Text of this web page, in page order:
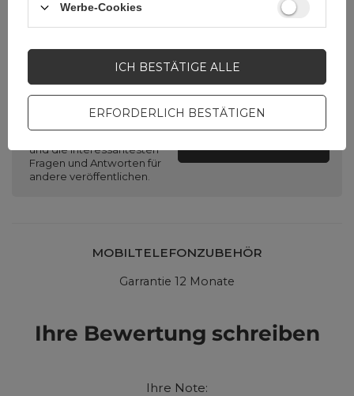
Brauchen Sie Hilfe? Haben Sie
Fragen?
Stellen Sie eine Frage,
und die interessantesten
Fragen und Antworten für
andere veröffentlichen.
MOBILTELEFONZUBEHÖR
Garrantie 12 Monate
Ihre Bewertung schreiben
Ihre Note:
Werbe-Cookies
ERFORDERLICH BESTÄTIGEN
ICH BESTÄTIGE ALLE